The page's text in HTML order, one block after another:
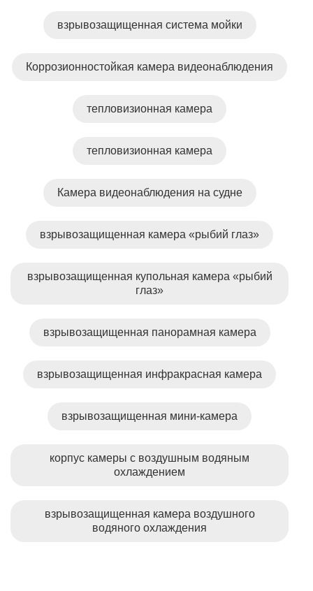
взрывозащищенная система мойки
Коррозионностойкая камера видеонаблюдения
тепловизионная камера
тепловизионная камера
Камера видеонаблюдения на судне
взрывозащищенная камера «рыбий глаз»
взрывозащищенная купольная камера «рыбий
глаз»
взрывозащищенная панорамная камера
взрывозащищенная инфракрасная камера
взрывозащищенная мини-камера
корпус камеры с воздушным водяным
охлаждением
взрывозащищенная камера воздушного
водяного охлаждения